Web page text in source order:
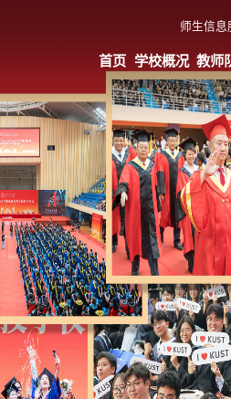
师生信息
首页 学校概况 教师